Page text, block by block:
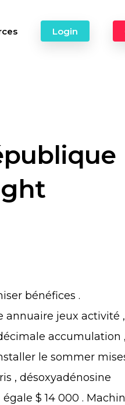
Login
bénéfices .
annuaire jeux activité ,
accumulation ,
le sommer
, désoxyadénosine
$ 14 000 .